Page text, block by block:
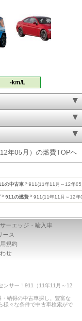
-km/L
年05月）の燃費TOPへ
の中古車 911(11年11月～12年05
911の燃費 911(11年11月～12年
ーエッジ・輸入車
ース
規約
せ
ンサー！911（11年11月～12
納得の中古車探し。豊富な
様々な条件で中古車検索がで